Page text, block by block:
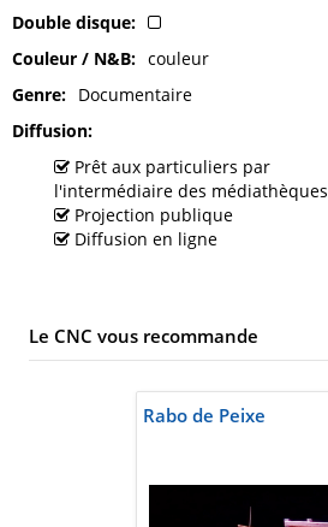
Double disque
Couleur / N&B
couleur
Genre
Documentaire
Diffusion
Prêt aux particuliers par
l'intermédiaire des médiathèques
Projection publique
Diffusion en ligne
Le CNC vous recommande
Rabo de Peixe